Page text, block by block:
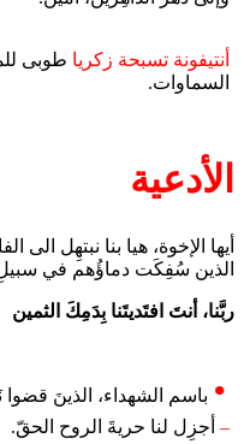
أنتيفونة تسبحة زكريا طوبى
السماوات.
الأدعية
أيها الإخوة، هيا بنا نبتهِل الى
الذين سُفِكَت دماؤُهم في سبيلِ
ربَّنا، أنتَ افتَديتَنا بِدَمِكَ الثمين
باسم الشهداء، الذينَ قضوا
– أجزِل لنا حريةَ الروح الحقّ.